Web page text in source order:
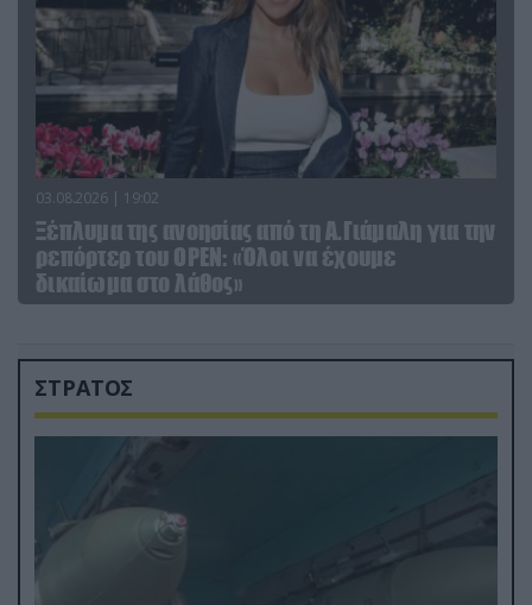
03.08.2026 | 19:02
Ξέπλυμα της ανοησίας από τη Α.Γιάμαλη για την
ρεπόρτερ του ΟΡΕΝ: «Όλοι να έχουμε
δικαίωμα στο λάθος»
ΣΤΡΑΤΟΣ